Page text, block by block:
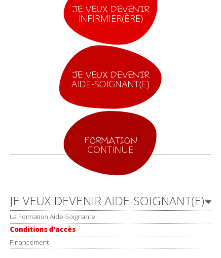
JE VEUX DEVENIR
INFIRMIER(ÈRE)
JE VEUX DEVENIR
AIDE-SOIGNANT(E)
FORMATION
CONTINUE
Navigation
JE VEUX DEVENIR AIDE-SOIGNANT(E)
La Formation Aide-Soignante
Conditions d'accès
Financement